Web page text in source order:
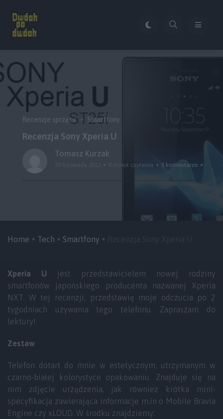
Recenzje sprzętu Smartfony
Recenzja Sony Xperia U
Tomasz Kurzak
8 minut czytania 3 komentarze
Home Tech Smartfony
Xperia U jest przedstawicielem nowej rodziny
smartfonów japońskiego producenta nazwanej Xperia
NXT. W tej recenzji, przedstawię moje odczucia po 2
tygodniach używania tego telefonu. Zapraszam do
lektury!
Zestaw
Telefon dotarł do mnie w estetycznym, utrzymanym w
czarno-białej kolorystyce opakowaniu. Znajduje się na
nim zdjęcie urządzenia, jak również krótka mini-
specyfikacja zawierająca informacje m.in o Mobile Bravia
Engine czy xLOUD. W środku znajdziemy: